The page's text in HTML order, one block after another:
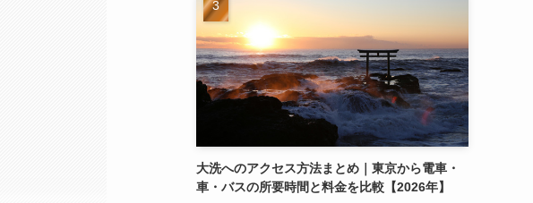
大洗へのアクセス方法まとめ｜東京から電車・
車・バスの所要時間と料金を比較【2026年】